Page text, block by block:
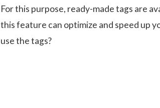
For this purpose, ready-made tags are
this feature can optimize and speed up
use the tags?